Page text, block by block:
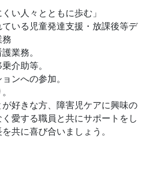
い人々とともに歩む」
いる児童発達支援・放課後等デ
務
業務。
介助等。
ンへの参加。
好きな方、障害児ケアに興味の
愛する職員と共にサポートをし
共に喜び合いましょう。